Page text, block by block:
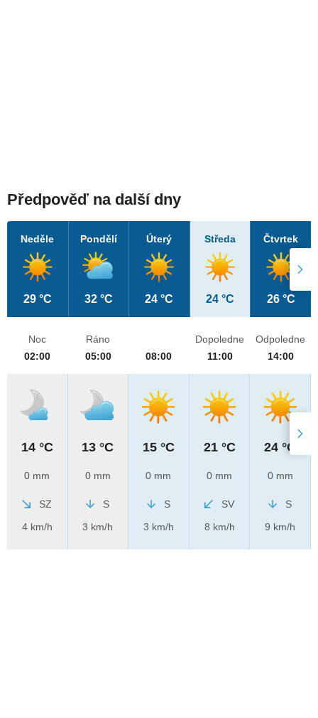
Předpověď na další dny
Neděle
29 °C
Pondělí
32 °C
Úterý
24 °C
Středa
24 °C
Čtvrtek
26 °C
Noc
02:00
14 °C
0 mm
SZ
4 km/h
Ráno
05:00
13 °C
0 mm
S
3 km/h
08:00
15 °C
0 mm
S
3 km/h
Dopoledne
11:00
21 °C
0 mm
SV
8 km/h
Odpoledne
14:00
24 °C
0 mm
S
9 km/h